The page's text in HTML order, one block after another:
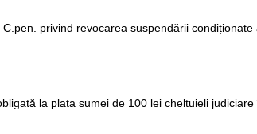
privind revocarea suspendării condiționate
la plata sumei de 100 lei cheltuieli judiciare